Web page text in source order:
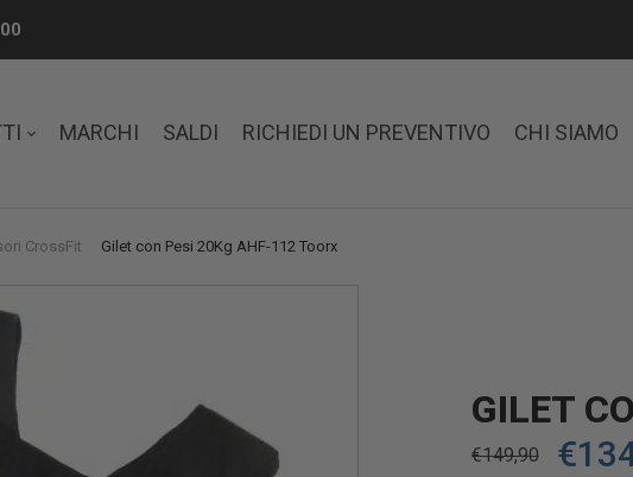
MARCHI SALDI RICHIEDI UN PREVENTIVO CHI SIAMO
CrossFit Gilet con Pesi 20Kg AHF-112 Toorx
GILET
€149,90 €